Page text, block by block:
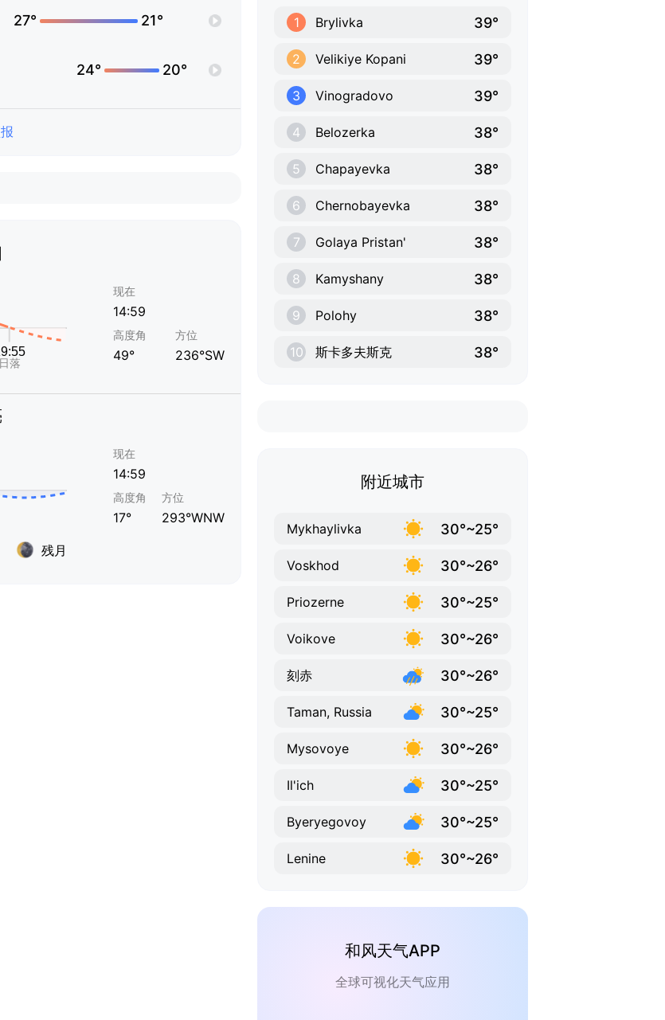
27° 21°
24° 20°
现在
14:59
高度角
49°
方位
236°SW
残月
现在
14:59
高度角
17°
方位
293°WNW
1 Brylivka 39°
2 Velikiye Kopani 39°
3 Vinogradovo 39°
4 Belozerka 38°
5 Chapayevka 38°
6 Chernobayevka 38°
7 Golaya Pristan' 38°
8 Kamyshany 38°
9 Polohy 38°
10 斯卡多夫斯克 38°
附近城市
Mykhaylivka 30°~25°
Voskhod 30°~26°
Priozerne 30°~25°
Voikove 30°~26°
刻赤 30°~26°
Taman, Russia 30°~25°
Mysovoye 30°~26°
Il'ich 30°~25°
Byeryegovoy 30°~25°
Lenine 30°~26°
和风天气APP
全球可视化天气应用